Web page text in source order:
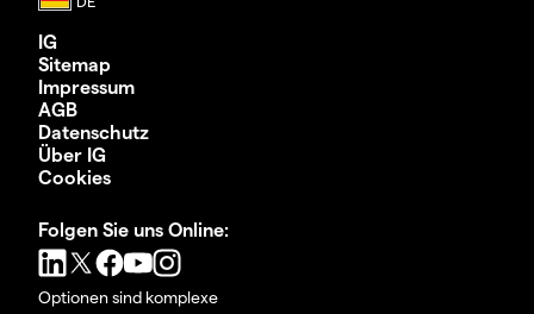
IG
Sitemap
Impressum
AGB
Datenschutz
Über IG
Cookies
Folgen Sie uns Online:
Optionen sind komplexe